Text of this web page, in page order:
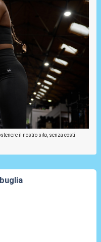
il nostro sito, senza costi